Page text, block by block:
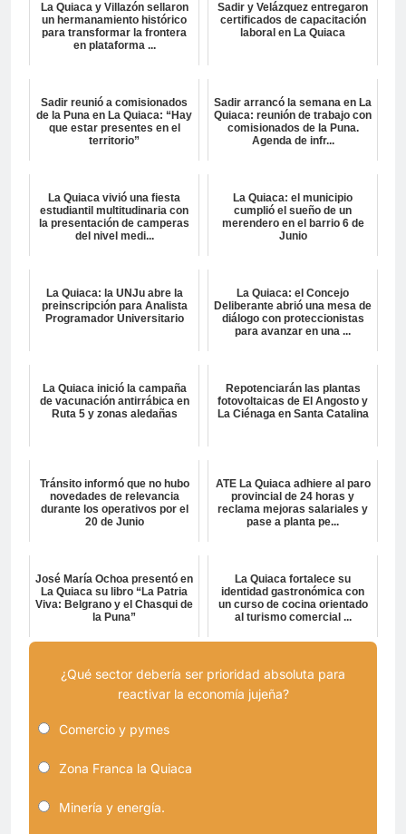
La Quiaca y Villazón sellaron
un hermanamiento histórico
para transformar la frontera
en plataforma ...
Sadir y Velázquez entregaron
certificados de capacitación
laboral en La Quiaca
Sadir reunió a comisionados
de la Puna en La Quiaca: “Hay
que estar presentes en el
territorio”
Sadir arrancó la semana en La
Quiaca: reunión de trabajo con
comisionados de la Puna.
Agenda de infr...
La Quiaca vivió una fiesta
estudiantil multitudinaria con
la presentación de camperas
del nivel medi...
La Quiaca: el municipio
cumplió el sueño de un
merendero en el barrio 6 de
Junio
La Quiaca: la UNJu abre la
preinscripción para Analista
Programador Universitario
La Quiaca: el Concejo
Deliberante abrió una mesa de
diálogo con proteccionistas
para avanzar en una ...
La Quiaca inició la campaña
de vacunación antirrábica en
Ruta 5 y zonas aledañas
Repotenciarán las plantas
fotovoltaicas de El Angosto y
La Ciénaga en Santa Catalina
Tránsito informó que no hubo
novedades de relevancia
durante los operativos por el
20 de Junio
ATE La Quiaca adhiere al paro
provincial de 24 horas y
reclama mejoras salariales y
pase a planta pe...
José María Ochoa presentó en
La Quiaca su libro “La Patria
Viva: Belgrano y el Chasqui de
la Puna”
La Quiaca fortalece su
identidad gastronómica con
un curso de cocina orientado
al turismo comercial ...
¿Qué sector debería ser prioridad absoluta para
reactivar la economía jujeña?
Comercio y pymes
Zona Franca la Quiaca
Minería y energía.